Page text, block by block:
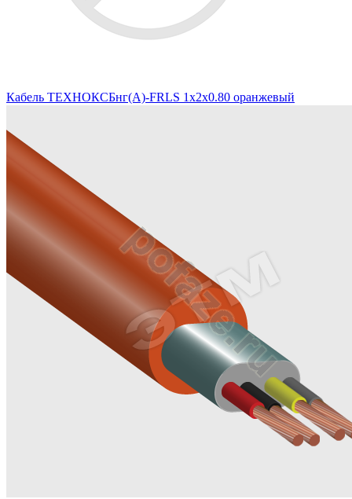
Кабель ТЕХНОКСБнг(А)-FRLS 1х2х0.80 оранжевый